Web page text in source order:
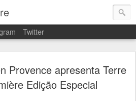
Twitter
Provence apresenta Terre
Edição Especial